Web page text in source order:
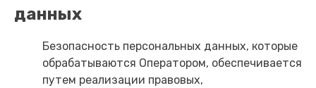
данных
Безопасность персональных данных, которые
обрабатываются Оператором, обеспечивается
путем реализации правовых,